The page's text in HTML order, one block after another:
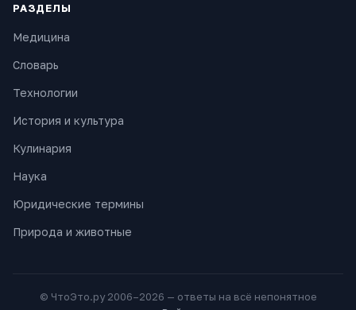
РАЗДЕЛЫ
Медицина
Словарь
Технологии
История и культура
Кулинария
Наука
Юридические термины
Природа и животные
© ЧтоЭто.ру 2006–2026 — ответы на всё непонятное